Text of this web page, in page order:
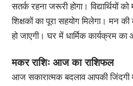
सतर्क रहना जरूरी होगा। विद्यार्थियों
शिक्षकों का पूरा सहयोग मिलेगा। मन
हो जाएगी। घर में धार्मिक कार्यक्रम
मकर राशिः आज का राशिफल
आज सकारात्मक बदलाव आपकी